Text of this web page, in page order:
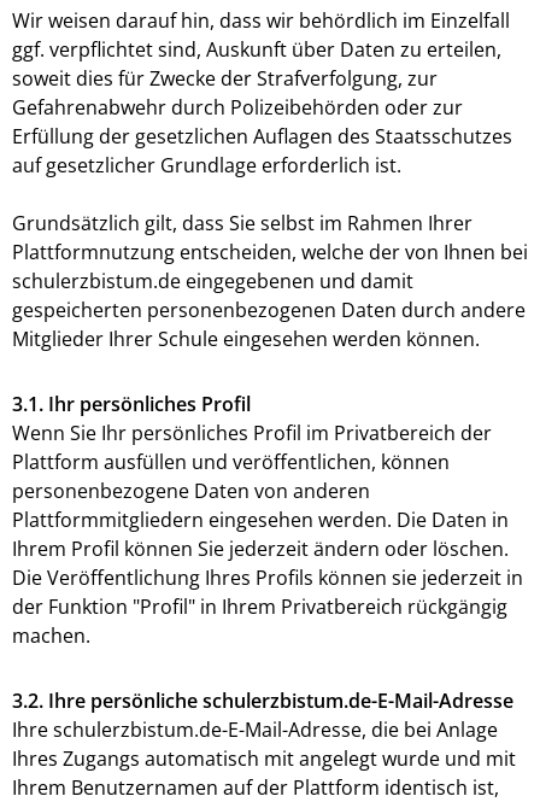
Wir weisen darauf hin, dass wir behördlich im Einzelfall
ggf. verpflichtet sind, Auskunft über Daten zu erteilen,
soweit dies für Zwecke der Strafverfolgung, zur
Gefahrenabwehr durch Polizeibehörden oder zur
Erfüllung der gesetzlichen Auflagen des Staatsschutzes
auf gesetzlicher Grundlage erforderlich ist.
Grundsätzlich gilt, dass Sie selbst im Rahmen Ihrer
Plattformnutzung entscheiden, welche der von Ihnen bei
schulerzbistum.de eingegebenen und damit
gespeicherten personenbezogenen Daten durch andere
Mitglieder Ihrer Schule eingesehen werden können.
3.1. Ihr persönliches Profil
Wenn Sie Ihr persönliches Profil im Privatbereich der
Plattform ausfüllen und veröffentlichen, können
personenbezogene Daten von anderen
Plattformmitgliedern eingesehen werden. Die Daten in
Ihrem Profil können Sie jederzeit ändern oder löschen.
Die Veröffentlichung Ihres Profils können sie jederzeit in
der Funktion "Profil" in Ihrem Privatbereich rückgängig
machen.
3.2. Ihre persönliche schulerzbistum.de-E-Mail-Adresse
Ihre schulerzbistum.de-E-Mail-Adresse, die bei Anlage
Ihres Zugangs automatisch mit angelegt wurde und mit
Ihrem Benutzernamen auf der Plattform identisch ist,